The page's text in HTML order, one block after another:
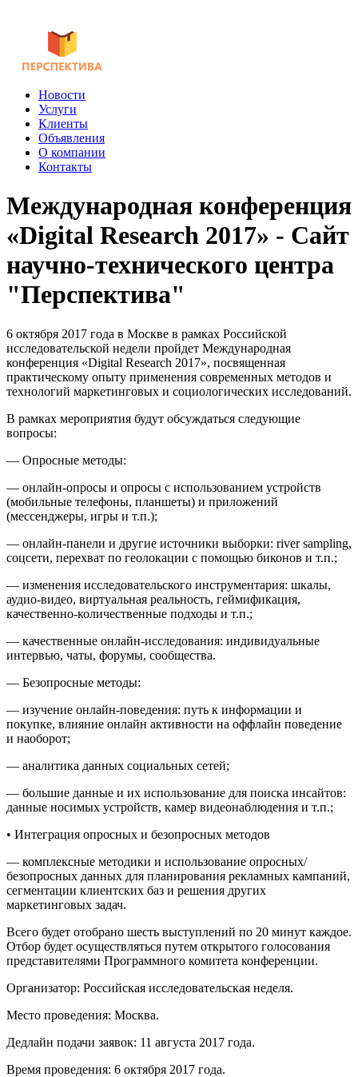
Новости
Услуги
Клиенты
Объявления
О компании
Контакты
Международная конференция
«Digital Research 2017» - Сайт
научно-технического центра
"Перспектива"
6 октября 2017 года в Москве в рамках Российской
исследовательской недели пройдет Международная
конференция «Digital Research 2017», посвященная
практическому опыту применения современных методов и
технологий маркетинговых и социологических исследований.
В рамках мероприятия будут обсуждаться следующие
вопросы:
— Опросные методы:
— онлайн-опросы и опросы с использованием устройств
(мобильные телефоны, планшеты) и приложений
(мессенджеры, игры и т.п.);
— онлайн-панели и другие источники выборки: river sampling,
соцсети, перехват по геолокации с помощью биконов и т.п.;
— изменения исследовательского инструментария: шкалы,
аудио-видео, виртуальная реальность, геймификация,
качественно-количественные подходы и т.п.;
— качественные онлайн-исследования: индивидуальные
интервью, чаты, форумы, сообщества.
— Безопросные методы:
— изучение онлайн-поведения: путь к информации и
покупке, влияние онлайн активности на оффлайн поведение
и наоборот;
— аналитика данных социальных сетей;
— большие данные и их использование для поиска инсайтов:
данные носимых устройств, камер видеонаблюдения и т.п.;
• Интеграция опросных и безопросных методов
— комплексные методики и использование опросных/
безопросных данных для планирования рекламных кампаний,
сегментации клиентских баз и решения других
маркетинговых задач.
Всего будет отобрано шесть выступлений по 20 минут каждое.
Отбор будет осуществляться путем открытого голосования
представителями Программного комитета конференции.
Организатор: Российская исследовательская неделя.
Место проведения: Москва.
Дедлайн подачи заявок: 11 августа 2017 года.
Время проведения: 6 октября 2017 года.